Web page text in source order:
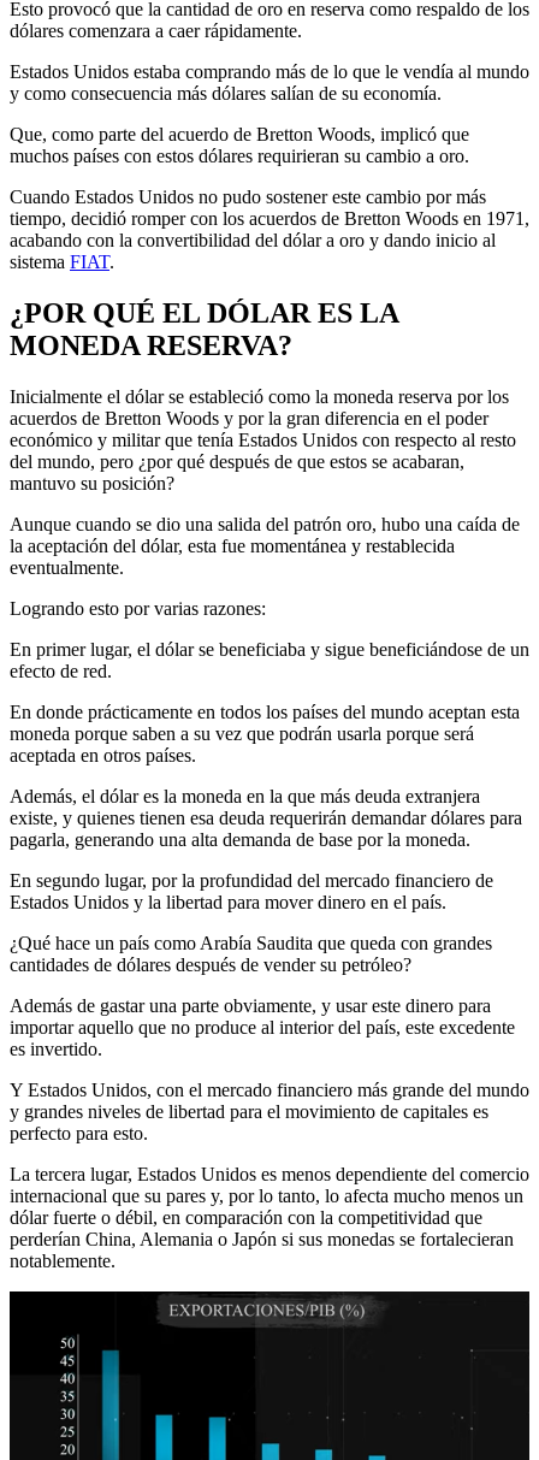
Esto provocó que la cantidad de oro en reserva como respaldo de los
dólares comenzara a caer rápidamente.
Estados Unidos estaba comprando más de lo que le vendía al mundo
y como consecuencia más dólares salían de su economía.
Que, como parte del acuerdo de Bretton Woods, implicó que
muchos países con estos dólares requirieran su cambio a oro.
Cuando Estados Unidos no pudo sostener este cambio por más
tiempo, decidió romper con los acuerdos de Bretton Woods en 1971,
acabando con la convertibilidad del dólar a oro y dando inicio al
sistema FIAT.
¿POR QUÉ EL DÓLAR ES LA
MONEDA RESERVA?
Inicialmente el dólar se estableció como la moneda reserva por los
acuerdos de Bretton Woods y por la gran diferencia en el poder
económico y militar que tenía Estados Unidos con respecto al resto
del mundo, pero ¿por qué después de que estos se acabaran,
mantuvo su posición?
Aunque cuando se dio una salida del patrón oro, hubo una caída de
la aceptación del dólar, esta fue momentánea y restablecida
eventualmente.
Logrando esto por varias razones:
En primer lugar, el dólar se beneficiaba y sigue beneficiándose de un
efecto de red.
En donde prácticamente en todos los países del mundo aceptan esta
moneda porque saben a su vez que podrán usarla porque será
aceptada en otros países.
Además, el dólar es la moneda en la que más deuda extranjera
existe, y quienes tienen esa deuda requerirán demandar dólares para
pagarla, generando una alta demanda de base por la moneda.
En segundo lugar, por la profundidad del mercado financiero de
Estados Unidos y la libertad para mover dinero en el país.
¿Qué hace un país como Arabía Saudita que queda con grandes
cantidades de dólares después de vender su petróleo?
Además de gastar una parte obviamente, y usar este dinero para
importar aquello que no produce al interior del país, este excedente
es invertido.
Y Estados Unidos, con el mercado financiero más grande del mundo
y grandes niveles de libertad para el movimiento de capitales es
perfecto para esto.
La tercera lugar, Estados Unidos es menos dependiente del comercio
internacional que su pares y, por lo tanto, lo afecta mucho menos un
dólar fuerte o débil, en comparación con la competitividad que
perderían China, Alemania o Japón si sus monedas se fortalecieran
notablemente.